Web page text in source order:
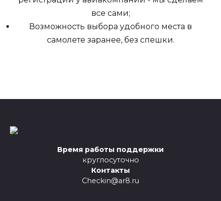
все сами;
Возможность выбора удобного места в
самолете заранее, без спешки.
Время работы поддержки
круглосуточно
Контакты
Checkin@ar8.ru